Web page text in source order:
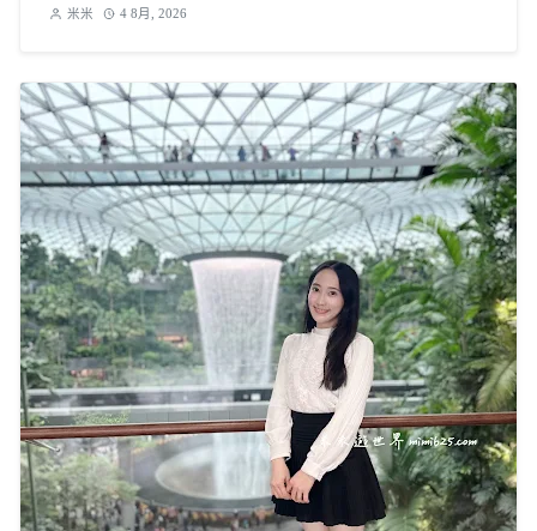
米米 4 8月, 2026